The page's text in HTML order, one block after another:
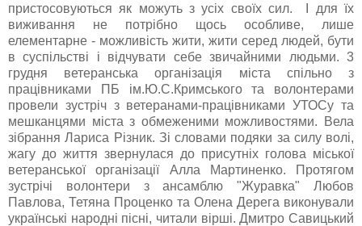
пристосовуються як можуть з усіх своїх сил. І для їх
виживання не потрібно щось особливе, лише
елементарне - можливість жити, жити серед людей, бути
в суспільстві і відчувати себе звичайними людьми. 3
грудня ветеранська організація міста спільно з
працівниками ПБ ім.Ю.С.Кримського та волонтерами
провели зустріч з ветеранами-працівниками УТОСу та
мешканцями міста з обмеженими можливостями. Вела
зібрання Лариса Різник. Зі словами подяки за силу волі,
жагу до життя звернулася до присутніх голова міської
ветеранської організації Алла Мартиненко. Протягом
зустрічі волонтери з ансамблю "Журавка" Любов
Павлова, Тетяна Проценко та Олена Дерега виконували
українські народні пісні, читали вірші. Дмитро Савицький